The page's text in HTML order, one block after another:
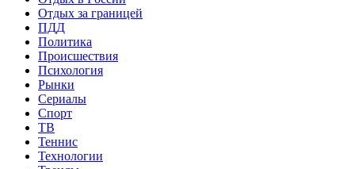
Отдых за границей
ПДД
Политика
Происшествия
Психология
Рынки
Сериалы
Спорт
ТВ
Теннис
Технологии